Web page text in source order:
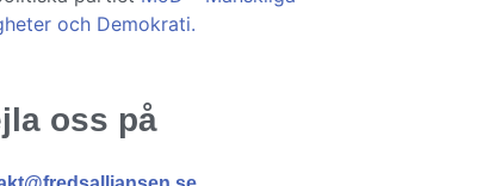
och Demokrati.
oss på